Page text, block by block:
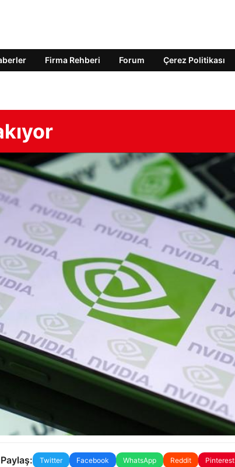
Firma Rehberi Forum Çerez Politikası
Paylaş: Twitter Facebook WhatsApp Reddit Pinterest